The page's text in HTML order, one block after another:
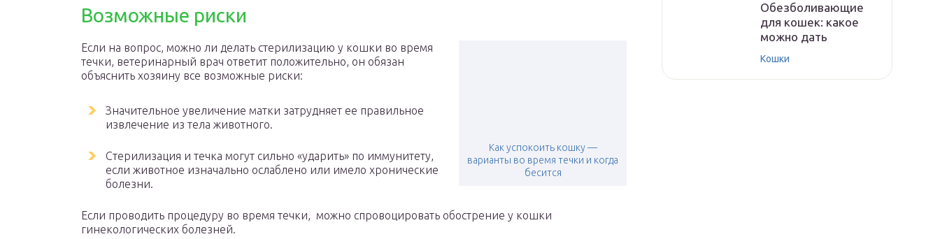
Возможные риски
Как успокоить кошку —
варианты во время течки и когда
бесится
Если на вопрос, можно ли делать стерилизацию у кошки во время
течки, ветеринарный врач ответит положительно, он обязан
объяснить хозяину все возможные риски:
Значительное увеличение матки затрудняет ее правильное
извлечение из тела животного.
Стерилизация и течка могут сильно «ударить» по иммунитету,
если животное изначально ослаблено или имело хронические
болезни.
Если проводить процедуру во время течки, можно спровоцировать обострение у кошки
гинекологических болезней.
Обезболивающие
для кошек: какое
можно дать
Кошки